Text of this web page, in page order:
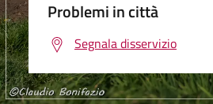
Problemi in città
Segnala disservizio